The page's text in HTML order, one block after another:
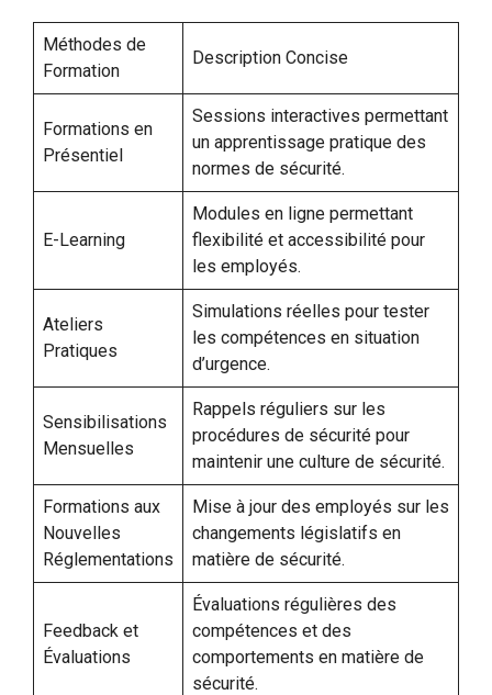
Méthodes de
Formation
Description Concise
Formations en
Présentiel
Sessions interactives permettant
un apprentissage pratique des
normes de sécurité.
E-Learning
Modules en ligne permettant
flexibilité et accessibilité pour
les employés.
Ateliers
Pratiques
Simulations réelles pour tester
les compétences en situation
d’urgence.
Sensibilisations
Mensuelles
Rappels réguliers sur les
procédures de sécurité pour
maintenir une culture de sécurité.
Formations aux
Nouvelles
Réglementations
Mise à jour des employés sur les
changements législatifs en
matière de sécurité.
Feedback et
Évaluations
Évaluations régulières des
compétences et des
comportements en matière de
sécurité.